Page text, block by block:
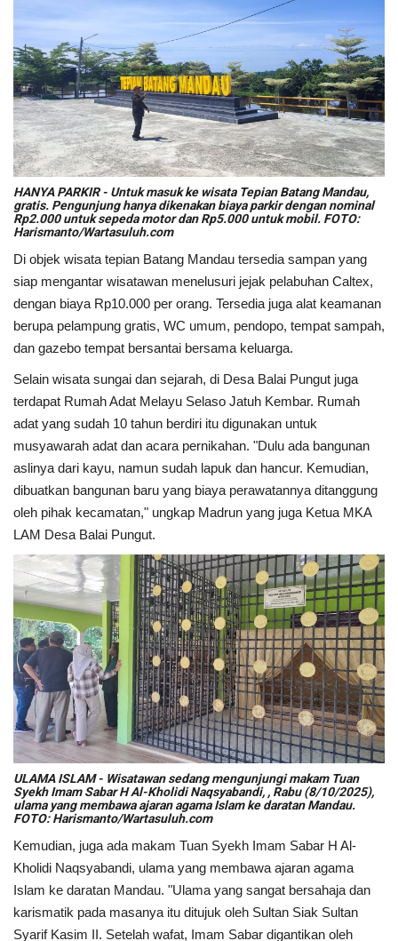
HANYA PARKIR - Untuk masuk ke wisata Tepian Batang Mandau,
gratis. Pengunjung hanya dikenakan biaya parkir dengan nominal
Rp2.000 untuk sepeda motor dan Rp5.000 untuk mobil. FOTO:
Harismanto/Wartasuluh.com
Di objek wisata tepian Batang Mandau tersedia sampan yang
siap mengantar wisatawan menelusuri jejak pelabuhan Caltex,
dengan biaya Rp10.000 per orang. Tersedia juga alat keamanan
berupa pelampung gratis, WC umum, pendopo, tempat sampah,
dan gazebo tempat bersantai bersama keluarga.
Selain wisata sungai dan sejarah, di Desa Balai Pungut juga
terdapat Rumah Adat Melayu Selaso Jatuh Kembar. Rumah
adat yang sudah 10 tahun berdiri itu digunakan untuk
musyawarah adat dan acara pernikahan. "Dulu ada bangunan
aslinya dari kayu, namun sudah lapuk dan hancur. Kemudian,
dibuatkan bangunan baru yang biaya perawatannya ditanggung
oleh pihak kecamatan," ungkap Madrun yang juga Ketua MKA
LAM Desa Balai Pungut.
ULAMA ISLAM - Wisatawan sedang mengunjungi makam Tuan
Syekh Imam Sabar H Al-Kholidi Naqsyabandi, , Rabu (8/10/2025),
ulama yang membawa ajaran agama Islam ke daratan Mandau.
FOTO: Harismanto/Wartasuluh.com
Kemudian, juga ada makam Tuan Syekh Imam Sabar H Al-
Kholidi Naqsyabandi, ulama yang membawa ajaran agama
Islam ke daratan Mandau. "Ulama yang sangat bersahaja dan
karismatik pada masanya itu ditujuk oleh Sultan Siak Sultan
Syarif Kasim II. Setelah wafat, Imam Sabar digantikan oleh